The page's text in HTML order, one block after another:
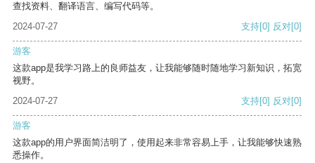
查找资料、翻译语言、编写代码等。
2024-07-27
支持[0] 反对[0]
游客
这款app是我学习路上的良师益友，让我能够随时随地学习新知识，拓宽
视野。
2024-07-27
支持[0] 反对[0]
游客
这款app的用户界面简洁明了，使用起来非常容易上手，让我能够快速熟
悉操作。